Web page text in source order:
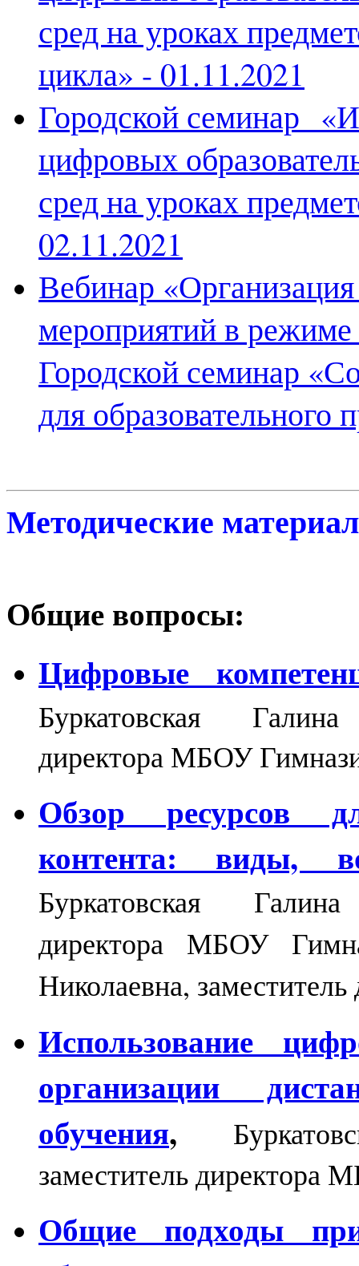
сред на уроках
цикла» - 01.11.2021
Городской семинар
цифровых
сред на уроках
02.11.2021
Вебинар
мероприятий в
Городской семинар
для образовательного
Методические
Общие вопросы:
Цифровые
Буркатовская
директора МБОУ
Обзор ресурсов
контента: виды,
Буркатовская
директора МБОУ
Николаевна,
Использование
организации
обучения,
заместитель
Общие подходы